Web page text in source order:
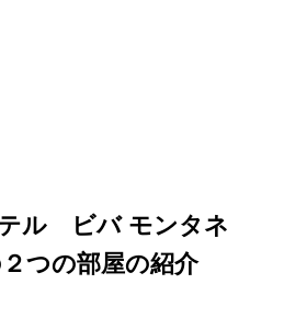
ル ビバ モンタネ
つの部屋の紹介